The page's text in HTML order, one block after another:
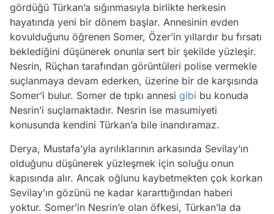
gördüğü Türkan’a sığınmasıyla birlikte herkesin
hayatında yeni bir dönem başlar. Annesinin evden
kovulduğunu öğrenen Somer, Özer’in yıllardır bu fırsatı
beklediğini düşünerek onunla sert bir şekilde yüzleşir.
Nesrin, Rüçhan tarafından görüntüleri polise vermekle
suçlanmaya devam ederken, üzerine bir de karşısında
Somer’i bulur. Somer de tıpkı annesi gibi bu konuda
Nesrin’i suçlamaktadır. Nesrin ise masumiyeti
konusunda kendini Türkan’a bile inandıramaz.
Derya, Mustafa’yla ayrılıklarının arkasında Sevilay’ın
olduğunu düşünerek yüzleşmek için soluğu onun
kapısında alır. Ancak oğlunu kaybetmekten çok korkan
Sevilay’ın gözünü ne kadar kararttığından haberi
yoktur. Somer’in Nesrin’e olan öfkesi, Türkan’la da